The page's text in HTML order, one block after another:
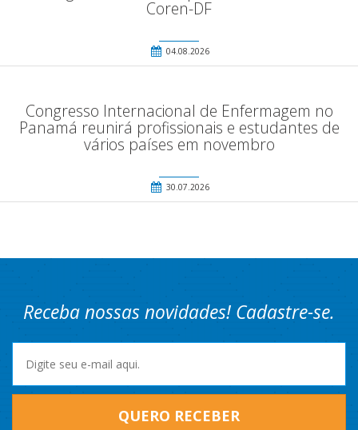
Coren-DF
04.08.2026
Congresso Internacional de Enfermagem no
Panamá reunirá profissionais e estudantes de
vários países em novembro
30.07.2026
Receba nossas novidades! Cadastre-se.
QUERO RECEBER